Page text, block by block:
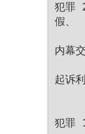
犯罪
假、
内幕
起诉
犯罪